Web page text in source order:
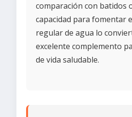
comparación con batidos
capacidad para fomentar
regular de agua lo
excelente complemento
de vida saludable.